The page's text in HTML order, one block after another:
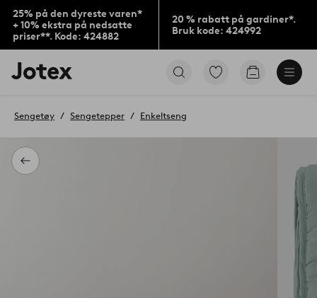
25% på den dyreste varen*
+ 10% ekstra på nedsatte
priser**. Kode: 424882
20 % rabatt på gardiner*.
Bruk kode: 424992
Jotex’
logo
til
Gå
Gå
Tilbake
Sengetøy Sengetepper Enkeltseng